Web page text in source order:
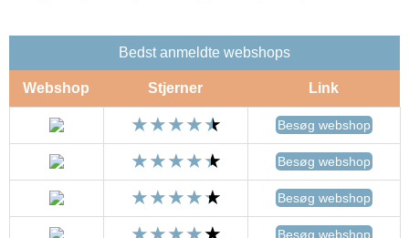
Bedst anmeldte webshops
Webshop Stjerner Link
Besøg webshop
Besøg webshop
Besøg webshop
Besøg webshop